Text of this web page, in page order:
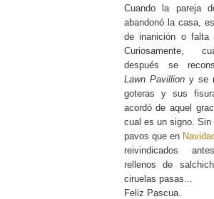
Cuando la pareja
abandonó la casa,
de inanición o falta
Curiosamente,
después se
Lawn Pavilliony se
goteras y sus
acordó de aquel
cual es un signo. Sin
pavos que en
reivindicados
rellenos de
ciruelas pasas...
Feliz Pascua.